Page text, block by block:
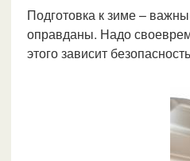
Подготовка к зиме –
оправданы. Надо
этого зависит